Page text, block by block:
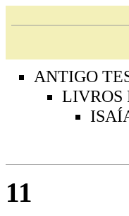
ANTIGO
LIVROS
11